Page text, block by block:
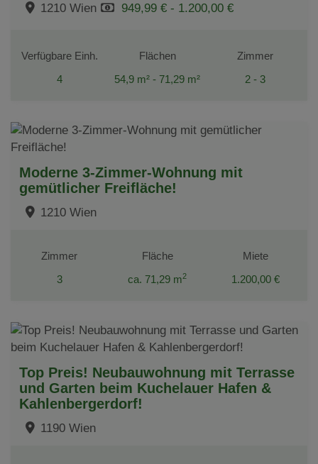
1210 Wien 949,99 € - 1.200,00 €
Verfügbare Einh.
4
Flächen
54,9 m² - 71,29 m²
Zimmer
2 - 3
Moderne 3-Zimmer-Wohnung mit
gemütlicher Freifläche!
1210 Wien
Zimmer
3
Fläche
ca. 71,29 m2
Miete
1.200,00 €
Top Preis! Neubauwohnung mit Terrasse
und Garten beim Kuchelauer Hafen &
Kahlenbergerdorf!
1190 Wien